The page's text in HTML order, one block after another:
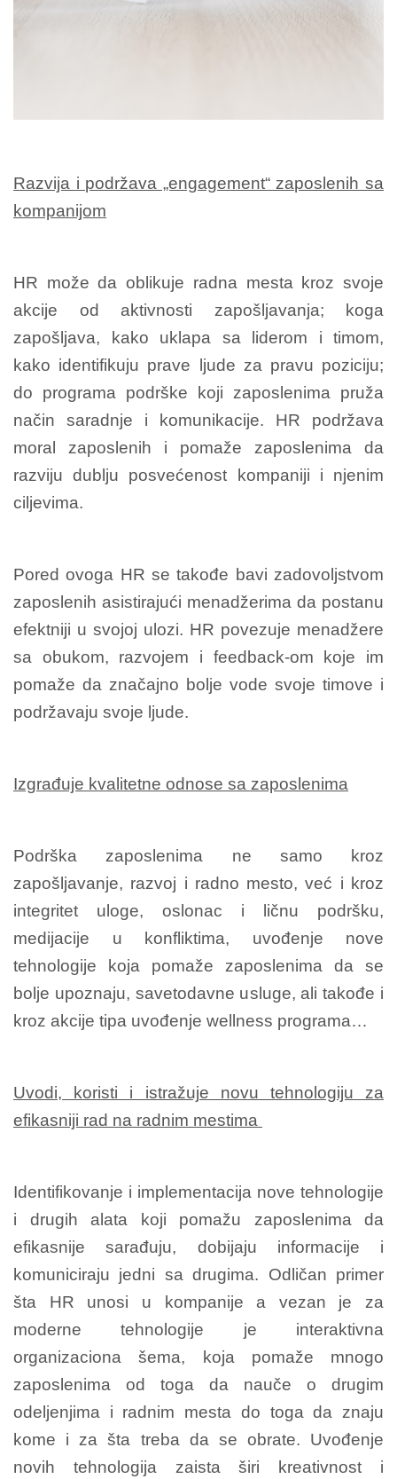
Razvija i podržava „engagement“ zaposlenih sa
kompanijom
HR može da oblikuje radna mesta kroz svoje
akcije od aktivnosti zapošljavanja; koga
zapošljava, kako uklapa sa liderom i timom,
kako identifikuju prave ljude za pravu poziciju;
do programa podrške koji zaposlenima pruža
način saradnje i komunikacije. HR podržava
moral zaposlenih i pomaže zaposlenima da
razviju dublju posvećenost kompaniji i njenim
ciljevima.
Pored ovoga HR se takođe bavi zadovoljstvom
zaposlenih asistirajući menadžerima da postanu
efektniji u svojoj ulozi. HR povezuje menadžere
sa obukom, razvojem i feedback-om koje im
pomaže da značajno bolje vode svoje timove i
podržavaju svoje ljude.
Izgrađuje kvalitetne odnose sa zaposlenima
Podrška zaposlenima ne samo kroz
zapošljavanje, razvoj i radno mesto, već i kroz
integritet uloge, oslonac i ličnu podršku,
medijacije u konfliktima, uvođenje nove
tehnologije koja pomaže zaposlenima da se
bolje upoznaju, savetodavne usluge, ali takođe i
kroz akcije tipa uvođenje wellness programa…
Uvodi, koristi i istražuje novu tehnologiju za
efikasniji rad na radnim mestima
Identifikovanje i implementacija nove tehnologije
i drugih alata koji pomažu zaposlenima da
efikasnije sarađuju, dobijaju informacije i
komuniciraju jedni sa drugima. Odličan primer
šta HR unosi u kompanije a vezan je za
moderne tehnologije je interaktivna
organizaciona šema, koja pomaže mnogo
zaposlenima od toga da nauče o drugim
odeljenjima i radnim mesta do toga da znaju
kome i za šta treba da se obrate. Uvođenje
novih tehnologija zaista širi kreativnost i